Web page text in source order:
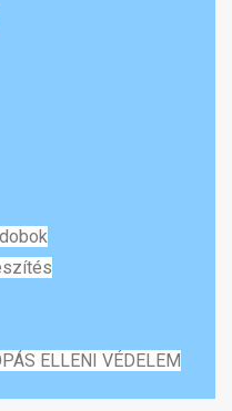
ELLENI VÉDELEM